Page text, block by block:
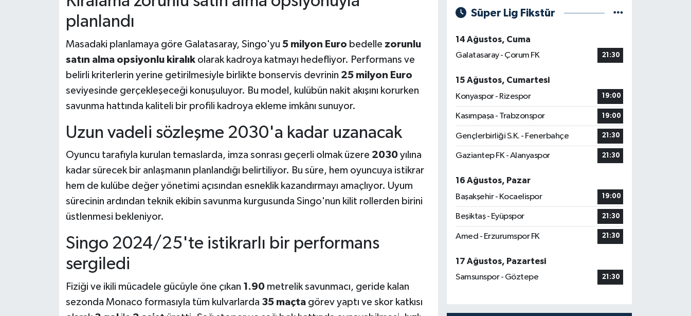
planlandı
Masadaki planlamaya göre Galatasaray, Singo'yu 5 milyon Euro bedelle zorunlu
satın alma opsiyonlu kiralıkolarak kadroya katmayı hedefliyor. Performans ve
belirli kriterlerin yerine getirilmesiyle birlikte bonservis devrinin 25 milyon Euro
seviyesinde gerçekleşeceği konuşuluyor. Bu model, kulübün nakit akışını korurken
savunma hattında kaliteli bir profili kadroya ekleme imkânı sunuyor.
Uzun vadeli sözleşme 2030'a kadar uzanacak
Oyuncu tarafıyla kurulan temaslarda, imza sonrası geçerli olmak üzere 2030yılına
kadar sürecek bir anlaşmanın planlandığı belirtiliyor. Bu süre, hem oyuncuya istikrar
hem de kulübe değer yönetimi açısından esneklik kazandırmayı amaçlıyor. Uyum
sürecinin ardından teknik ekibin savunma kurgusunda Singo'nun kilit rollerden birini
üstlenmesi bekleniyor.
Singo 2024/25'te istikrarlı bir performans
sergiledi
Fiziği ve ikili mücadele gücüyle öne çıkan 1.90metrelik savunmacı, geride kalan
sezonda Monaco formasıyla tüm kulvarlarda 35 maçtagörev yaptı ve skor katkısı
Süper Lig Fikstür
14 Ağustos, Cuma
Galatasaray - Çorum FK
21:30
15 Ağustos, Cumartesi
Konyaspor - Rizespor
19:00
Kasımpaşa - Trabzonspor 19:00
Gençlerbirliği S.K. - Fenerbahçe 21:30
Gaziantep FK - Alanyaspor 21:30
16 Ağustos, Pazar
Başakşehir - Kocaelispor
19:00
Beşiktaş - Eyüpspor 21:30
Amed - Erzurumspor FK 21:30
17 Ağustos, Pazartesi
Samsunspor - Göztepe
21:30